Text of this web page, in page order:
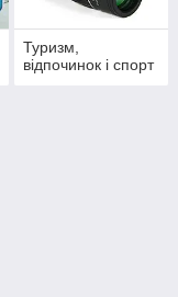
Туризм,
відпочинок і спорт